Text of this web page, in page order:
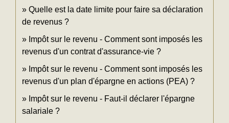
Quelle est la date limite pour faire sa déclaration
de revenus ?
Impôt sur le revenu - Comment sont imposés les
revenus d'un contrat d'assurance-vie ?
Impôt sur le revenu - Comment sont imposés les
revenus d'un plan d'épargne en actions (PEA) ?
Impôt sur le revenu - Faut-il déclarer l'épargne
salariale ?